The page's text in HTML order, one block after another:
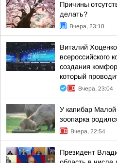
Причины
делать?
Вчера, 23:10
Виталий
всероссийского
создания
который
Вчера, 23:04
У капибар Малой
зоопарка
Вчера, 22:54
Президент